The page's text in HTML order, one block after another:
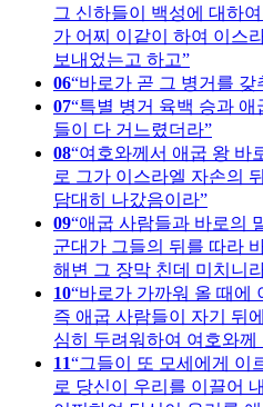
그 신하들이 백성에 대하
가 어찌 이같이 하여 이스
보내었는고 하고
06 바로가 곧 그 병거를 갖
07 특별 병거 육백 승과
들이 다 거느렸더라
08 여호와께서 애굽 왕 바
로 그가 이스라엘 자손의
담대히 나갔음이라
09 애굽 사람들과 바로의
군대가 그들의 뒤를 따라
해변 그 장막 친데 미치니
10 바로가 가까워 올 때에
즉 애굽 사람들이 자기 뒤
심히 두려워하여 여호와께
11
그들이 또 모세에게 이
로 당신이 우리를 이끌어